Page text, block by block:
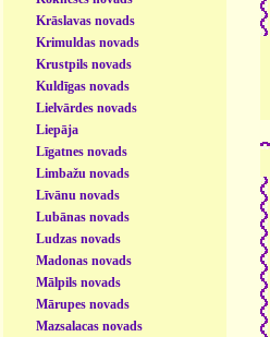
Krāslavas novads
Krimuldas novads
Krustpils novads
Kuldīgas novads
Lielvārdes novads
Liepāja
Līgatnes novads
Limbažu novads
Līvānu novads
Lubānas novads
Ludzas novads
Madonas novads
Mālpils novads
Mārupes novads
Mazsalacas novads